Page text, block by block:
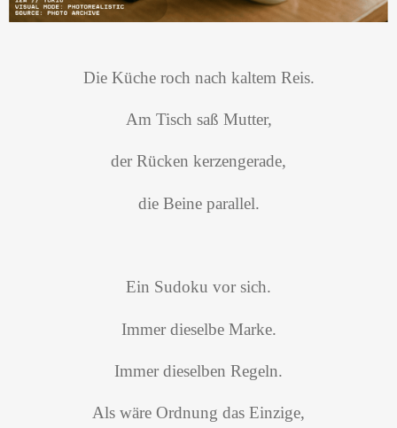
Die Küche roch nach kaltem Reis.
Am Tisch saß Mutter,
der Rücken kerzengerade,
die Beine parallel.
Ein Sudoku vor sich.
Immer dieselbe Marke.
Immer dieselben Regeln.
Als wäre Ordnung das Einzige,